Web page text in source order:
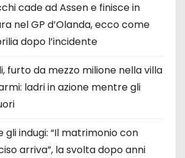
cade ad Assen e finisce in
nel GP d’Olanda, ecco come
dopo l’incidente
furto da mezzo milione nella villa
ladri in azione mentre gli
indugi: “Il matrimonio con
arriva”, la svolta dopo anni